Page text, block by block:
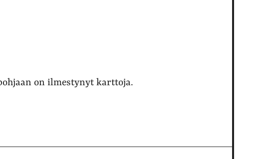
on ilmestynyt karttoja.